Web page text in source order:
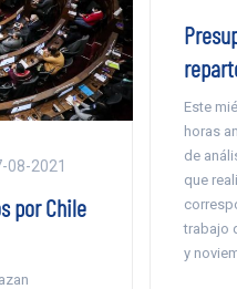
08-2021
por Chile
Este
horas
de
que
trabajo
y